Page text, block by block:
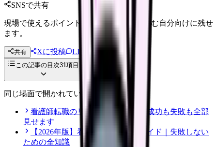
SNSで共有
現場で使えるポイントを、同僚やあとで読む自分向けに残せ
ます。
共有 Xに投稿 LINE
この記事の目次31項目
同じ場面で開かれている記事
看護師転職のリアル体験談12選｜成功も失敗も全部
見せます
【2026年版】看護師転職の完全ガイド｜失敗しない
ための全知識